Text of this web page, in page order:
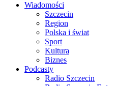
Wiadomości
Szczecin
Region
Polska i świat
Sport
Kultura
Biznes
Podcasty
Radio Szczecin